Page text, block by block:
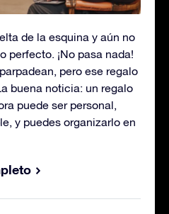
de la esquina y aún no
perfecto. ¡No pasa nada!
pero ese regalo
buena noticia: un regalo
puede ser personal,
y puedes organizarlo en